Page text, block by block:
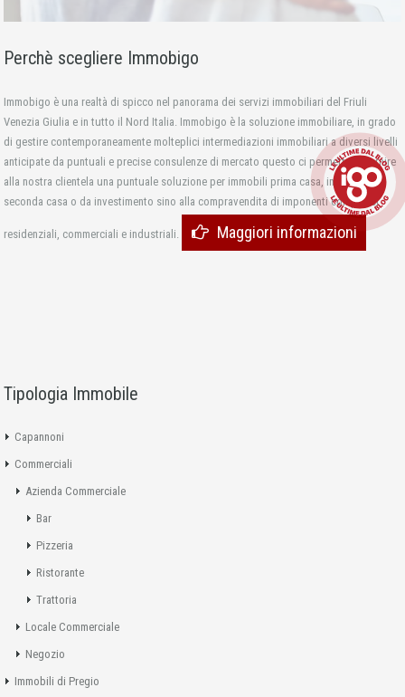
Perchè scegliere Immobigo
Immobigo è una realtà di spicco nel panorama dei servizi immobiliari del Friuli
Venezia Giulia e in tutto il Nord Italia. Immobigo è la soluzione immobiliare, in grado
di gestire contemporaneamente molteplici intermediazioni immobiliari a diversi livelli
anticipate da puntuali e precise consulenze di mercato questo ci permette di fornire
alla nostra clientela una puntuale soluzione per immobili prima casa, immobili
seconda casa o da investimento sino alla compravendita di imponenti complessi
residenziali, commerciali e industriali. Maggiori informazioni
Tipologia Immobile
Capannoni
Commerciali
Azienda Commerciale
Bar
Pizzeria
Ristorante
Trattoria
Locale Commerciale
Negozio
Immobili di Pregio